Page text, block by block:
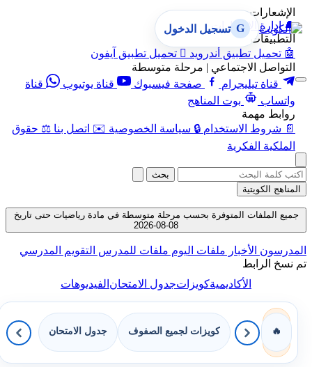
الإشعارات
🔔 إدارة الإشعارات
التطبيقات
🤖 تحميل تطبيق أندرويد  تحميل تطبيق آيفون
التواصل الاجتماعي | مرحلة متوسطة
قناة تيليجرام
صفحة فيسبوك قناة يوتيوب
قناة
واتساب
بوت المناهج
روابط مهمة
📄 شروط الاستخدام 🔒 سياسة الخصوصية ✉️ اتصل بنا ⚖️ حقوق
الملكية الفكرية
G تسجيل الدخول
بحث
المناهج الكويتية
جميع الملفات المتوفرة بحسب مرحلة متوسطة في مادة رياضيات حتى تاريخ
08-08-2026
المدرسون الأخبار ملفات اليوم ملفات للمدرس التقويم المدرسي
تم نسخ الرابط
الأكاديميةكويزاتجدول الامتحانالفيديوهات
🔥 كويزات لجميع الصفوف جدول الامتحان